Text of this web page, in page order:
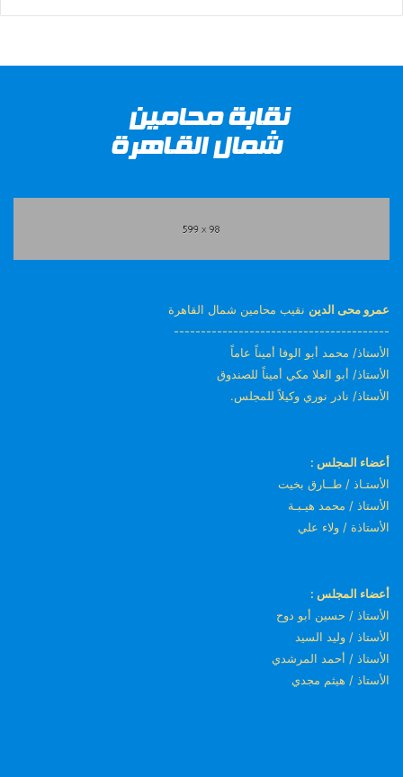
عمرو محى الدين نقيب محامين شمال القاهرة
----------------------------------------
الأستاذ/ محمد أبو الوفا أميناً عاماً
الأستاذ/ أبو العلا مكي أميناً للصندوق
الأستاذ/ نادر نوري وكيلاً للمجلس.
أعضاء المجلس :
الأستـاذ / طــارق بخيت
الأستاذ / محمد هيـبـة
الأستاذة / ولاء علي
أعضاء المجلس :
الأستاذ / حسين أبو دوح
الأستاذ / وليد السيد
الأستاذ / أحمد المرشدي
الأستاذ / هيثم مجدي